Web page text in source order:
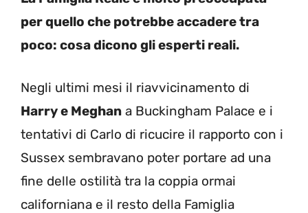
per quello che potrebbe accadere tra
poco: cosa dicono gli esperti reali.
Negli ultimi mesi il riavvicinamento di
Harry e Meghan a Buckingham Palace e i
tentativi di Carlo di ricucire il rapporto con i
Sussex sembravano poter portare ad una
fine delle ostilità tra la coppia ormai
californiana e il resto della Famiglia